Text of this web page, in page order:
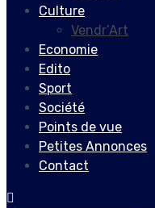
Culture
Vendr’Art
Economie
Edito
Sport
Société
Points de vue
Petites Annonces
Contact